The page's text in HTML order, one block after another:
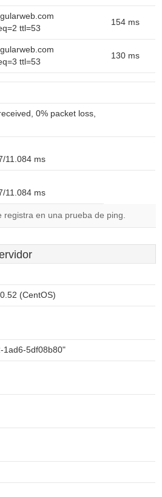
ttl=53
154 ms
ttl=53
130 ms
0% packet loss,
11.084 ms
11.084 ms
registra en una prueba de ping.
(CentOS)
1ad6-5df08b80"